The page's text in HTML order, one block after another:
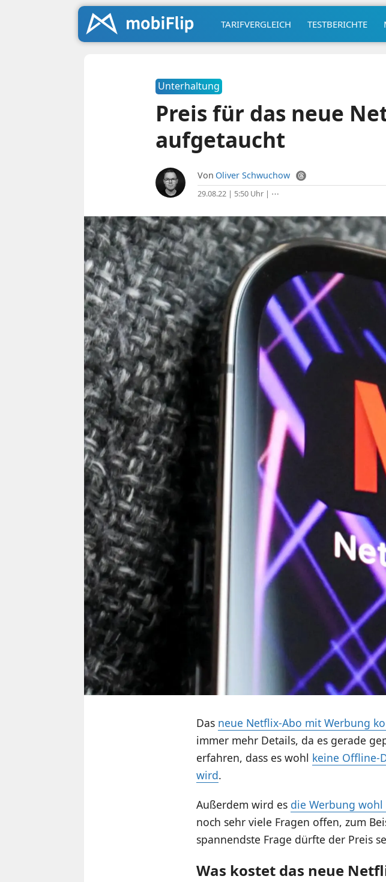
TARIFVERGLEICH TESTBERICHTE
Unterhaltung
Preis für das neue
aufgetaucht
Von Oliver Schwuchow
29.08.22 | 5:50 Uhr| ⋯
Das neue Netflix-Abo mit Werbung
immer mehr Details, da es gerade
erfahren, dass es wohl keine Offline-
wird.
Außerdem wird es die Werbung
noch sehr viele Fragen offen, zum
spannendste Frage dürfte der Preis
Was kostet das neue